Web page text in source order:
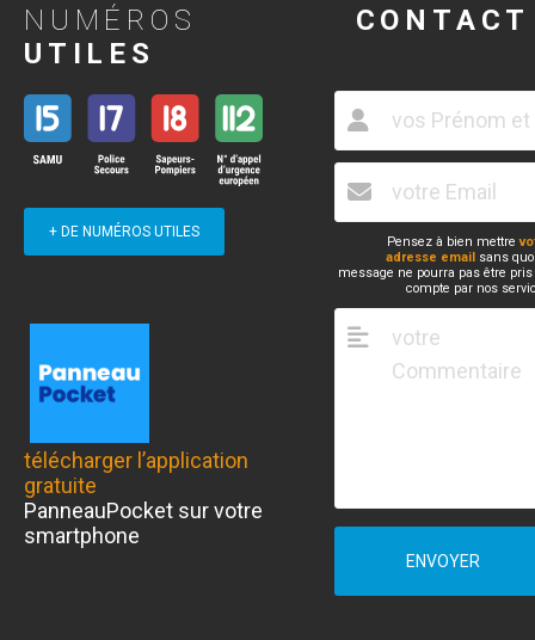
NUMÉROS
UTILES
+ DE NUMÉROS UTILES
télécharger l’application
gratuite
PanneauPocket sur votre
smartphone
CONTACT
Pensez à bien mettre
adresse email sans
message ne pourra pas être
compte par nos
ENVOYER